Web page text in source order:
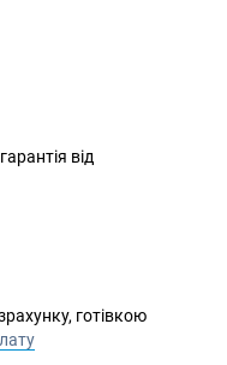
від
готівкою